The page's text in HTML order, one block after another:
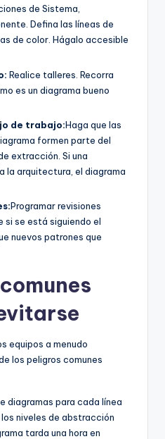
de Sistema,
Defina las líneas de
de color. Hágalo accesible
Realice talleres. Recorra
es un diagrama bueno
de trabajo:Haga que las
formen parte del
extracción. Si una
arquitectura, el diagrama
Programar revisiones
si se está siguiendo el
nuevos patrones que
equipos a menudo
los peligros comunes
diagramas para cada línea
niveles de abstracción
tarda una hora en